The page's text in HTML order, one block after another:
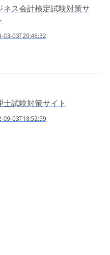
ネス会計検定試験対策サ
03-03T20:46:32
士試験対策サイト
09-03T18:52:59